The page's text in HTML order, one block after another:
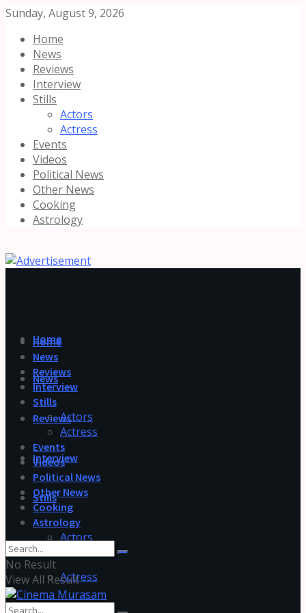
Sunday, August 9, 2026
Home
News
Reviews
Interview
Stills
Actors
Actress
Events
Videos
Political News
Other News
Cooking
Astrology
Home
News
Reviews
Interview
Stills
Actors
Actress
Home
News
Reviews
Interview
Stills
Actors
Actress
Events
Videos
Political News
Other News
Cooking
Astrology
No Result
View All Result